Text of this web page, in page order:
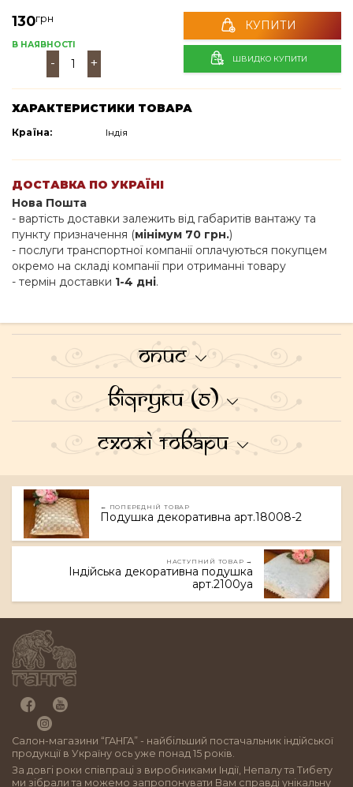
130грн
В НАЯВНОСТІ
- +
КУПИТИ
ШВИДКО КУПИТИ
ХАРАКТЕРИСТИКИ ТОВАРА
Країна: Індія
ДОСТАВКА ПО УКРАЇНІ
Нова Пошта
- вартість доставки залежить від габаритів вантажу та
пункту призначення (мінімум 70 грн.)
- послуги транспортної компанії оплачуються покупцем
окремо на складі компанії при отриманні товару
- термін доставки 1-4 дні.
Опис
Відгуки (0)
Схожі товари
← ПОПЕРЕДНІЙ ТОВАР
Подушка декоративна арт.18008-2
НАСТУПНИЙ ТОВАР →
Індійська декоративна подушка
арт.2100ya
Салон-магазини “ГАНГА” - найбільший постачальник індійської
продукції в Україну ось уже понад 15 років.
За довгі роки співпраці з виробниками Індії, Непалу та Тибету
ми зібрали та можемо запропонувати Вам справді унікальну